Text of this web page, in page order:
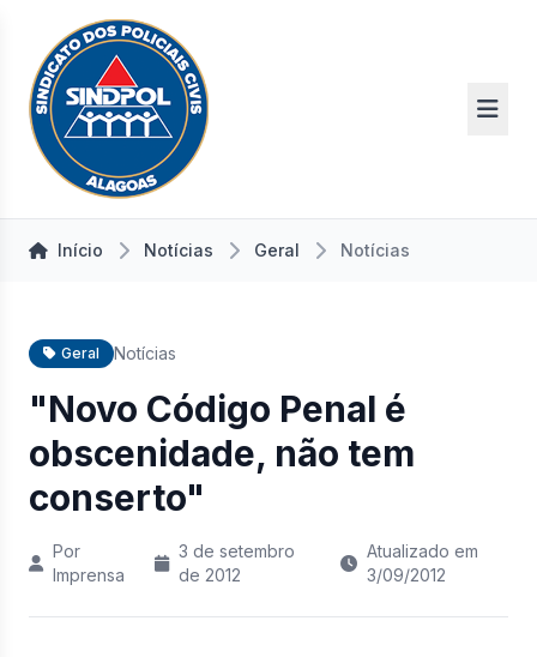
Início Notícias Geral Notícias
Geral Notícias
"Novo Código Penal é
obscenidade, não tem
conserto"
Por
Imprensa
3 de setembro
de 2012
Atualizado em
3/09/2012